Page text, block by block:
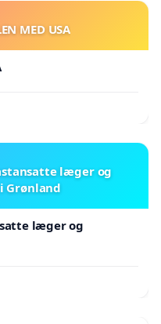
MED USA
læger og
Grønland
læger og